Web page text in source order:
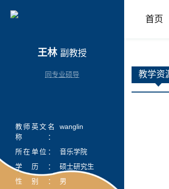
首页
王林 副教授
同专业硕导
教师英文名
称：
wanglin
所在单位：
音乐学院
学历：
硕士研究生
性别：
男
教学资